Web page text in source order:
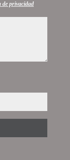
de privacidad